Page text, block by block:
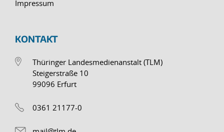
Impressum
KONTAKT
Thüringer Landesmedienanstalt (TLM)
Steigerstraße 10
99096 Erfurt
0361 21177-0